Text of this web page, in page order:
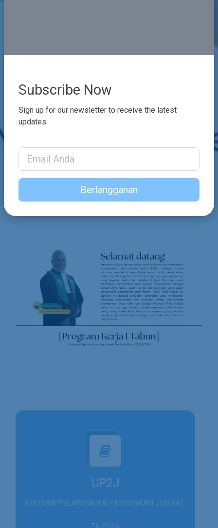
UP2J
URUSAN PELAYANAN & PEMBINAAN JEMAAT
Subscribe Now
Sign up for our newsletter to receive the latest
updates.
Email Address
Berlangganan